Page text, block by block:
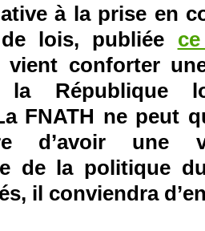
à la prise en
lois, publiée
vient conforter
la République
FNATH ne peut
d’avoir une
de la politique
il conviendra